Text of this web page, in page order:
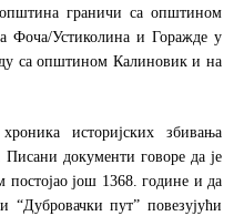
граничи са општином
Фоча/Устиколина и Горажде у
са општином Калиновик и на
историјских збивања
документи говоре да је
постојао још 1368. године и да
“Дубровачки пут” повезујући